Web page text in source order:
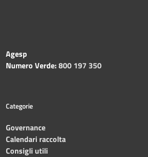
Agesp
Numero Verde:800 197 350
Categorie
Governance
Calendari raccolta
Consigli utili